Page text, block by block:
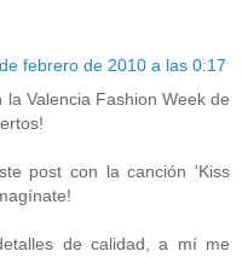
febrero de 2010 a las 0:17
Valencia Fashion Week de
post con la canción 'Kiss
de calidad, a mí me